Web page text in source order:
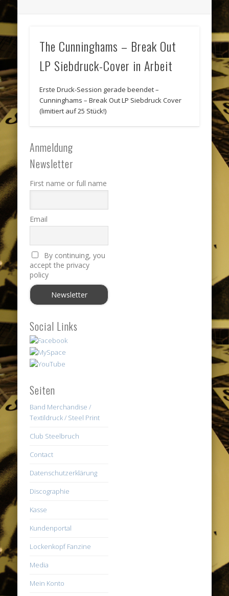
The Cunninghams – Break Out
LP Siebdruck-Cover in Arbeit
Erste Druck-Session gerade beendet –
Cunninghams – Break Out LP Siebdruck Cover
(limitiert auf 25 Stück!)
Anmeldung
Newsletter
First name or full name
Email
By continuing, you
accept the privacy
policy
Social Links
Seiten
Band Merchandise /
Textildruck / Steel Print
Club Steelbruch
Contact
Datenschutzerklärung
Discographie
Kasse
Kundenportal
Lockenkopf Fanzine
Media
Mein Konto